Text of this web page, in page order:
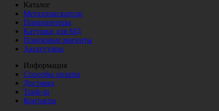
Каталог
Металлоискатели
Пинпоинтеры
Катушки для МД
Поисковые магниты
Аксессуары
Информация
Способы оплаты
Доставка
Trade-in
Контакты